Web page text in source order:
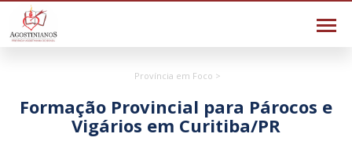
Província em Foco >
Formação Provincial para Párocos e
Vigários em Curitiba/PR